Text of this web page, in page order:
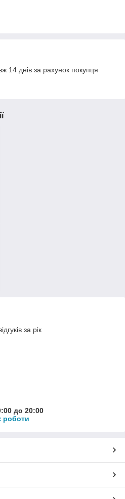
14 днів за рахунок покупця
за рік
до 20:00
роботи